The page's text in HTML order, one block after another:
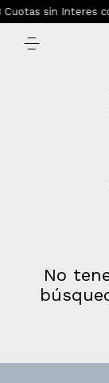
sin Interes
No